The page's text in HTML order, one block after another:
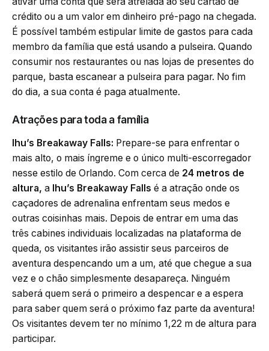
crédito ou a um valor em dinheiro pré-pago na chegada.
É possível também estipular limite de gastos para cada
membro da família que está usando a pulseira. Quando
consumir nos restaurantes ou nas lojas de presentes do
parque, basta escanear a pulseira para pagar. No fim
do dia, a sua conta é paga atualmente.
Atrações para toda a família
Ihu’s Breakaway Falls: Prepare-se para enfrentar o
mais alto, o mais íngreme e o único multi-escorregador
nesse estilo de Orlando. Com cerca de 24 metros de
altura, a Ihu’s Breakaway Falls é a atração onde os
caçadores de adrenalina enfrentam seus medos e
outras coisinhas mais. Depois de entrar em uma das
três cabines individuais localizadas na plataforma de
queda, os visitantes irão assistir seus parceiros de
aventura despencando um a um, até que chegue a sua
vez e o chão simplesmente desapareça. Ninguém
saberá quem será o primeiro a despencar e a espera
para saber quem será o próximo faz parte da aventura!
Os visitantes devem ter no mínimo 1,22 m de altura para
participar.